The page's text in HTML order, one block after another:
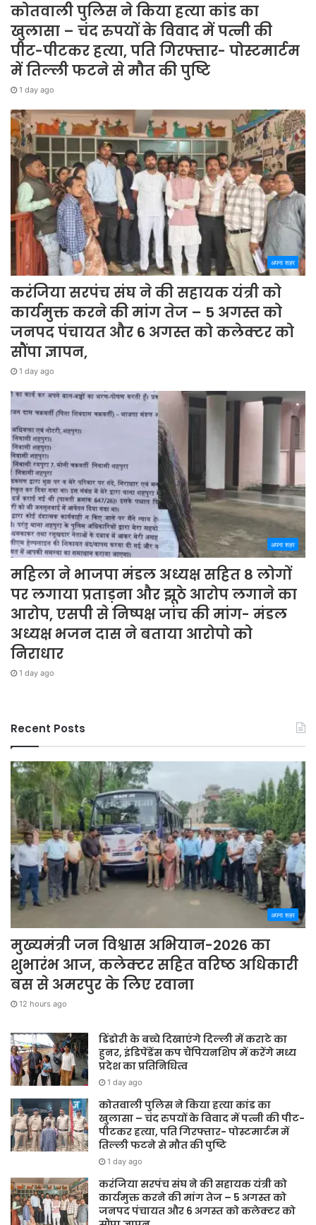
कोतवाली पुलिस ने किया हत्या कांड का
खुलासा – चंद रुपयों के विवाद में पत्नी की
पीट-पीटकर हत्या, पति गिरफ्तार- पोस्टमार्टम
में तिल्ली फटने से मौत की पुष्टि
1 day ago
अपना शहर
करंजिया सरपंच संघ ने की सहायक यंत्री को
कार्यमुक्त करने की मांग तेज – 5 अगस्त को
जनपद पंचायत और 6 अगस्त को कलेक्टर को
सौंपा ज्ञापन,
1 day ago
अपना शहर
महिला ने भाजपा मंडल अध्यक्ष सहित 8 लोगों
पर लगाया प्रताड़ना और झूठे आरोप लगाने का
आरोप, एसपी से निष्पक्ष जांच की मांग- मंडल
अध्यक्ष भजन दास ने बताया आरोपो को
निराधार
1 day ago
Recent Posts
अपना शहर
मुख्यमंत्री जन विश्वास अभियान-2026 का
शुभारंभ आज, कलेक्टर सहित वरिष्ठ अधिकारी
बस से अमरपुर के लिए रवाना
12 hours ago
डिंडोरी के बच्चे दिखाएंगे दिल्ली में कराटे का
हुनर, इंडिपेंडेंस कप चैंपियनशिप में करेंगे मध्य
प्रदेश का प्रतिनिधित्व
1 day ago
कोतवाली पुलिस ने किया हत्या कांड का
खुलासा – चंद रुपयों के विवाद में पत्नी की पीट-
पीटकर हत्या, पति गिरफ्तार- पोस्टमार्टम में
तिल्ली फटने से मौत की पुष्टि
1 day ago
करंजिया सरपंच संघ ने की सहायक यंत्री को
कार्यमुक्त करने की मांग तेज – 5 अगस्त को
जनपद पंचायत और 6 अगस्त को कलेक्टर को